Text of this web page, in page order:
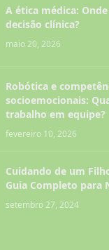
A ética médica:
decisão clínica?
maio 20, 2026
Robótica e
socioemocionais:
trabalho em equipe?
fevereiro 10, 2026
Cuidando de um
Guia Completo para
setembro 27, 2024